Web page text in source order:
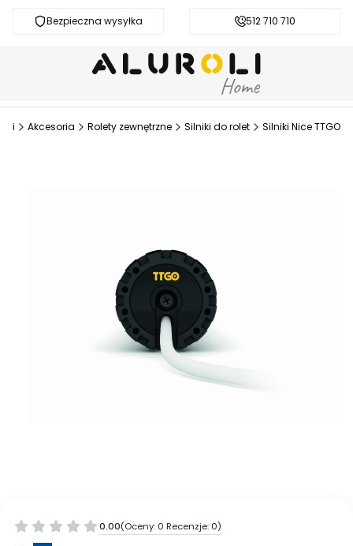
Bezpieczna wysyłka Darmowa dostawa od 200 zł
512 710 710
Akcesoria Rolety zewnętrzne Silniki do rolet Silniki Nice TTGO
0.00(Oceny: 0 Recenzje: 0)